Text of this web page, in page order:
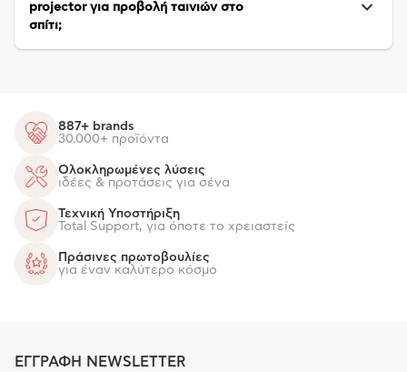
projector για προβολή ταινιών στο
σπίτι;
887+ brands
30.000+ προϊόντα
Ολοκληρωμένες λύσεις
ιδέες & προτάσεις για σένα
Τεχνική Υποστήριξη
Total Support, για όποτε το χρειαστείς
Πράσινες πρωτοβουλίες
για έναν καλύτερο κόσμο
ΕΓΓΡΑΦΗ NEWSLETTER